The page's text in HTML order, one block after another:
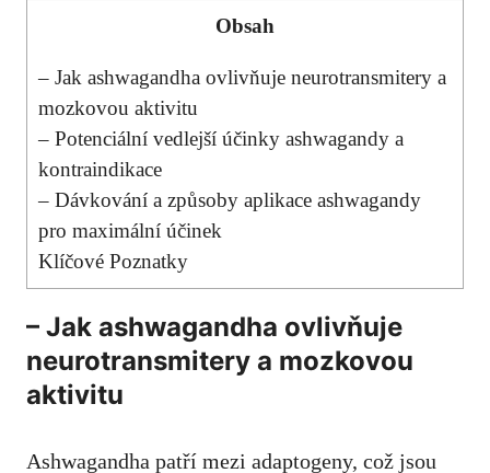
Obsah
– Jak ashwagandha ovlivňuje neurotransmitery a
mozkovou aktivitu
– Potenciální vedlejší účinky ashwagandy a
kontraindikace
– Dávkování a způsoby aplikace ashwagandy
pro maximální účinek
Klíčové Poznatky
– Jak ashwagandha ovlivňuje
neurotransmitery a mozkovou
aktivitu
Ashwagandha patří mezi adaptogeny, což jsou